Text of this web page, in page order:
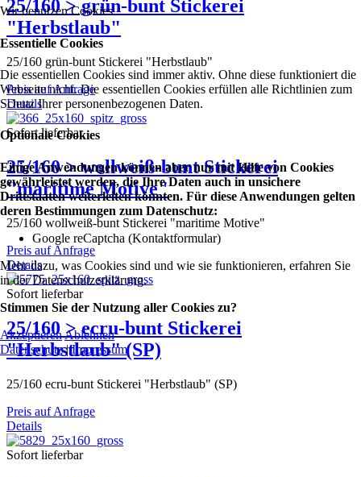
25/160 > grün-bunt Stickerei
"Herbstlaub"
25/160 grün-bunt Stickerei "Herbstlaub"
Preis auf Anfrage
Details
Sofort lieferbar
25/160 > wollweiß-bunt Stickerei
"maritime Motive"
25/160 wollweiß-bunt Stickerei "maritime Motive"
Preis auf Anfrage
Details
Sofort lieferbar
25/160 > ecru-bunt Stickerei
"Herbstlaub" (SP)
25/160 ecru-bunt Stickerei "Herbstlaub" (SP)
Preis auf Anfrage
Details
Sofort lieferbar
Wir benutzen Cookies
Essentielle Cookies
Die essentiellen Cookies sind immer aktiv. Ohne diese funktioniert die
Webseite nicht. Die essentiellen Cookies erfüllen alle Richtlinien zum
Schutz Ihrer personenbezogenen Daten.
Optionale Cookies
Einige Anwendungen können aber nur mit Hilfe von Cookies
gewährleistet werden, die Ihre Daten auch in unsichere
Drittstaaten weiterleiten könnten. Für diese Anwendungen gelten
deren Bestimmungen zum Datenschutz:
Google reCaptcha (Kontaktformular)
Mehr dazu, was Cookies sind und wie sie funktionieren, erfahren Sie
in der Datenschutzerklärung.
Stimmen Sie der Nutzung aller Cookies zu?
AkzeptierenAblehnen
Datenschutz|Impressum